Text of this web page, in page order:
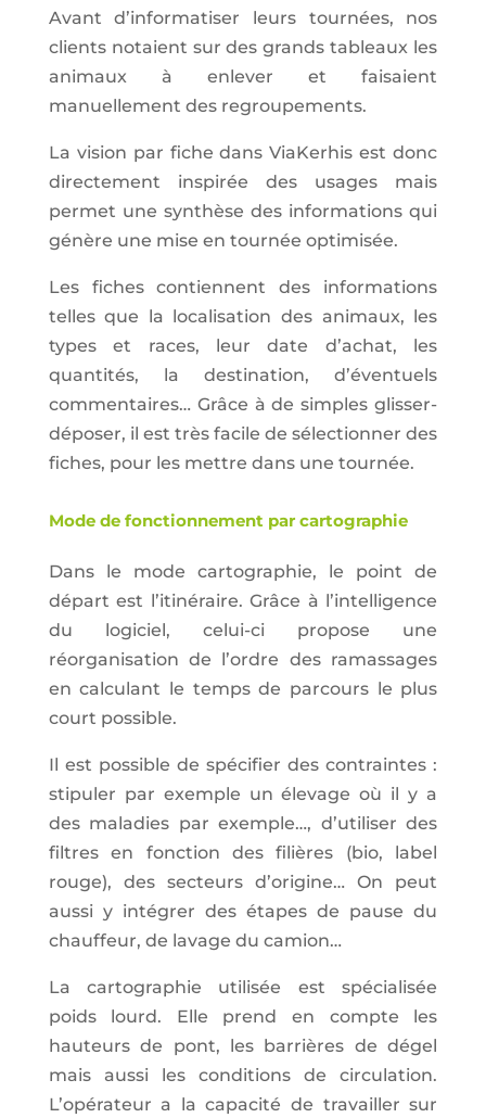
Avant d’informatiser leurs tournées, nos
clients notaient sur des grands tableaux les
animaux à enlever et faisaient
manuellement des regroupements.
La vision par fiche dans ViaKerhis est donc
directement inspirée des usages mais
permet une synthèse des informations qui
génère une mise en tournée optimisée.
Les fiches contiennent des informations
telles que la localisation des animaux, les
types et races, leur date d’achat, les
quantités, la destination, d’éventuels
commentaires… Grâce à de simples glisser-
déposer, il est très facile de sélectionner des
fiches, pour les mettre dans une tournée.
Mode de fonctionnement par cartographie
Dans le mode cartographie, le point de
départ est l’itinéraire. Grâce à l’intelligence
du logiciel, celui-ci propose une
réorganisation de l’ordre des ramassages
en calculant le temps de parcours le plus
court possible.
Il est possible de spécifier des contraintes :
stipuler par exemple un élevage où il y a
des maladies par exemple…, d’utiliser des
filtres en fonction des filières (bio, label
rouge), des secteurs d’origine… On peut
aussi y intégrer des étapes de pause du
chauffeur, de lavage du camion…
La cartographie utilisée est spécialisée
poids lourd. Elle prend en compte les
hauteurs de pont, les barrières de dégel
mais aussi les conditions de circulation.
L’opérateur a la capacité de travailler sur